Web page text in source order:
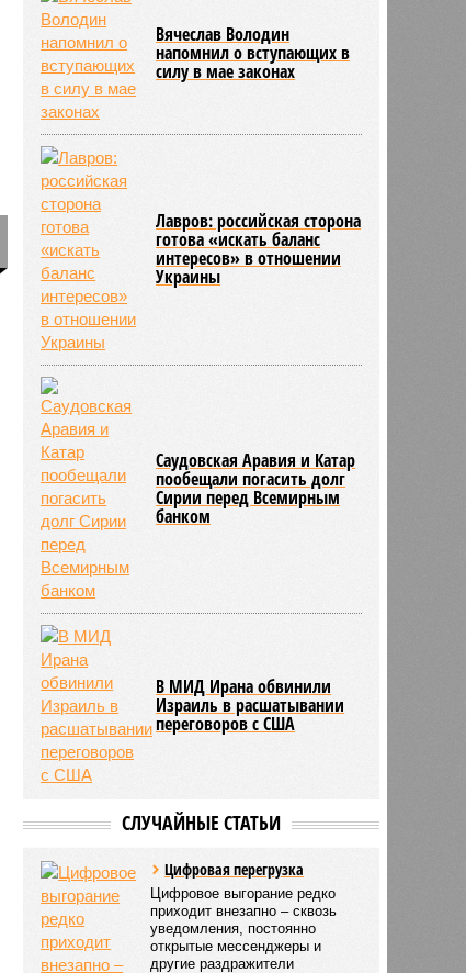
Вячеслав Володин
напомнил о вступающих в
силу в мае законах
Лавров: российская сторона
готова «искать баланс
интересов» в отношении
Украины
Саудовская Аравия и Катар
пообещали погасить долг
Сирии перед Всемирным
банком
В МИД Ирана обвинили
Израиль в расшатывании
переговоров с США
СЛУЧАЙНЫЕ СТАТЬИ
Цифровая перегрузка
Цифровое выгорание редко
приходит внезапно – сквозь
уведомления, постоянно
открытые мессенджеры и
другие раздражители